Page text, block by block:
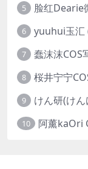
5 脸红Dearie
6
7 蠢沫沫COS
8 桜井宁宁
9 けん研(け
10 阿薰kaOri